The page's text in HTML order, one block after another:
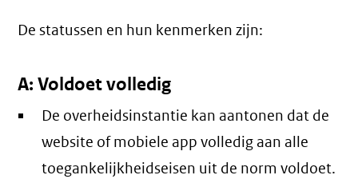
De statussen en hun kenmerken zijn:
A: Voldoet volledig
De overheidsinstantie kan aantonen dat de
website of mobiele app volledig aan alle
toegankelijkheidseisen uit de norm voldoet.